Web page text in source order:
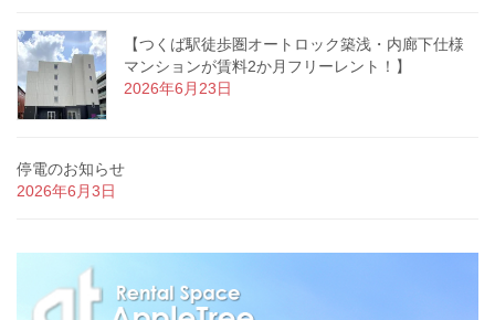
【つくば駅徒歩圏オートロック築浅・内廊下仕様
マンションが賃料2か月フリーレント！】
2026年6月23日
停電のお知らせ
2026年6月3日